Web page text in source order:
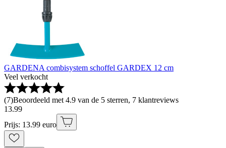
GARDENA combisystem schoffel GARDEX 12 cm
Veel verkocht
(7)Beoordeeld met 4.9 van de 5 sterren, 7 klantreviews
13.99
Prijs: 13.99 euro